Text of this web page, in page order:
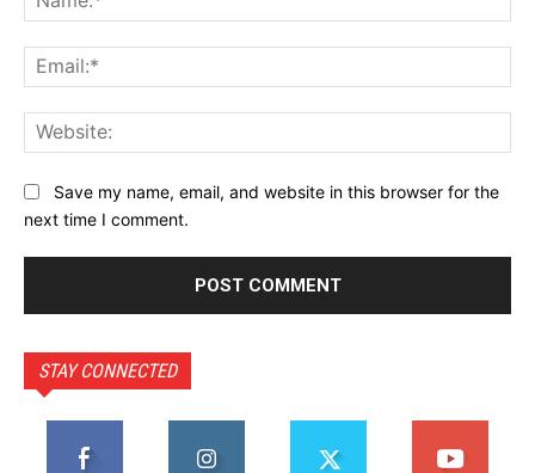
Save my name, email, and website in this browser for the
next time I comment.
STAY CONNECTED